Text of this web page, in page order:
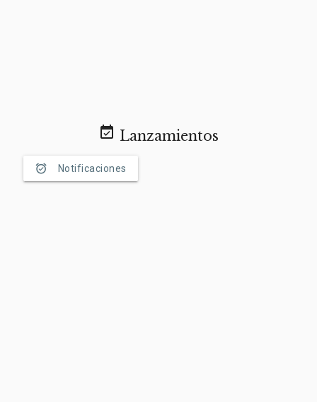
event_available Lanzamientos
alarm_on Notificaciones